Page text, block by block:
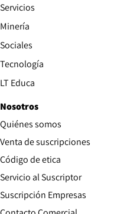
Servicios
Minería
Sociales
Tecnología
LT Educa
Nosotros
Quiénes somos
Venta de suscripciones
Código de etica Opens in new
Servicio al Suscriptor
Suscripción Empresas